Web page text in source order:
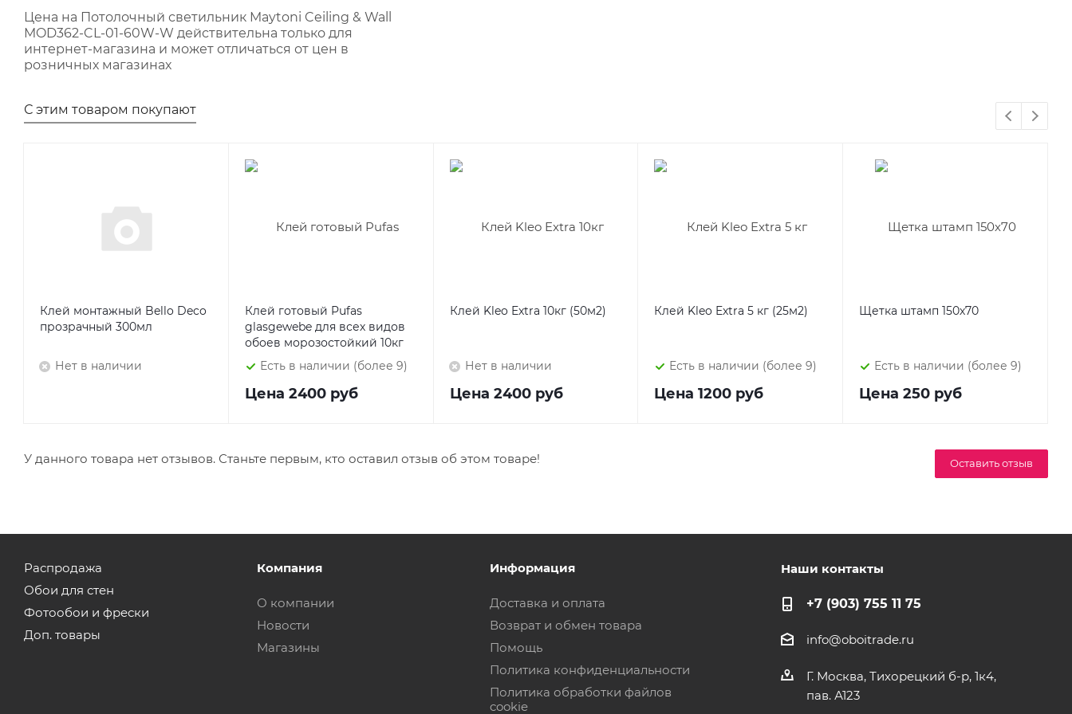
Цена на Потолочный светильник Maytoni Ceiling & Wall
MOD362-CL-01-60W-W действительна только для
интернет-магазина и может отличаться от цен в
розничных магазинах
С этим товаром покупают
Клей монтажный Bello Deco
прозрачный 300мл
Нет в наличии
Клей готовый Pufas
glasgewebe для всех видов
обоев морозостойкий 10кг
Есть в наличии (более 9)
Цена 2400 руб
Клей Kleo Extra 10кг (50м2)
Нет в наличии
Цена 2400 руб
Клей Kleo Extra 5 кг (25м2)
Есть в наличии (более 9)
Цена1200 руб
Щетка штамп 150х70
Есть в наличии (более 9)
Цена250 руб
Оставить отзыв
У данного товара нет отзывов. Станьте первым, кто оставил отзыв об этом товаре!
Распродажа
Обои для стен
Фотообои и фрески
Доп. товары
Компания
О компании
Новости
Магазины
Информация
Доставка и оплата
Возврат и обмен товара
Помощь
Политика конфиденциальности
Политика обработки файлов
cookie
Наши контакты
+7 (903) 755 11 75
info@oboitrade.ru
Г. Москва, Тихорецкий б-р, 1к4,
пав. А123